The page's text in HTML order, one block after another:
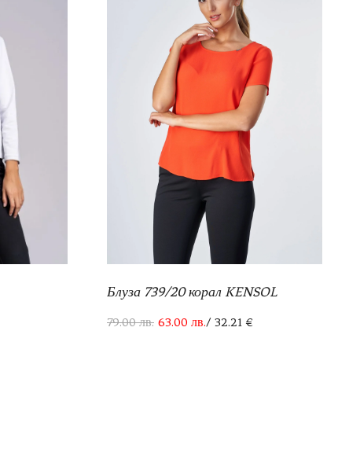
Блуза 739/20 корал KENSOL
79.00лв. 63.00 лв./ 32.21 €